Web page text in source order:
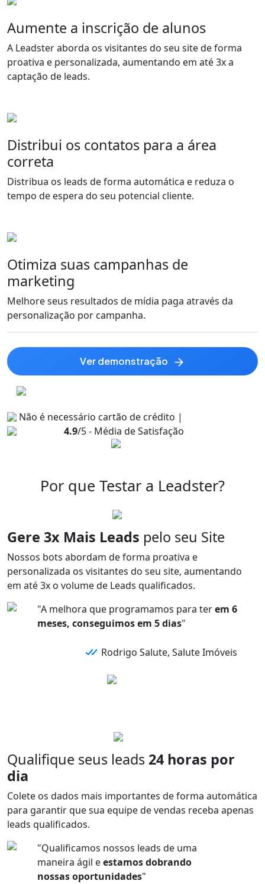
Aumente a inscrição de alunos
A Leadster aborda os visitantes do seu site de forma
proativa e personalizada, aumentando em até 3x a
captação de leads.
Distribui os contatos para a área
correta
Distribua os leads de forma automática e reduza o
tempo de espera do seu potencial cliente.
Otimiza suas campanhas de
marketing
Melhore seus resultados de mídia paga através da
personalização por campanha.
ver demonstração
Não é necessário cartão de crédito |
4.9/5 - Média de Satisfação
Por que Testar a Leadster?
Gere 3x Mais Leads pelo seu Site
Nossos bots abordam de forma proativa e
personalizada os visitantes do seu site, aumentando
em até 3x o volume de Leads qualificados.
"A melhora que programamos para terem 6
meses, conseguimos em 5 dias"
Rodrigo Salute, Salute Imóveis
Qualifique seus leads 24 horas por
dia
Colete os dados mais importantes de forma automática
para garantir que sua equipe de vendas receba apenas
leads qualificados.
"Qualificamos nossos leads de uma
maneira ágil eestamos dobrando
nossas oportunidades"